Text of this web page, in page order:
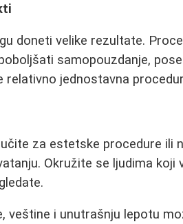
doneti velike rezultate.
samopouzdanje,
relativno jednostavna
za estetske procedure ili
Okružite se ljudima koji
veštine i unutrašnju lepotu